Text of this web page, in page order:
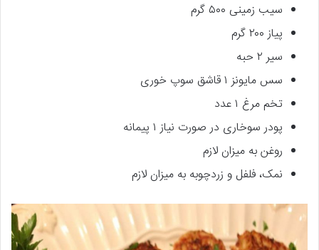
سیب زمینی ۵۰۰ گرم
پیاز ۲۰۰ گرم
سیر ۲ حبه
سس مایونز ۱ قاشق سوپ خوری
تخم مرغ ۱ عدد
پودر سوخاری در صورت نیاز ۱ پیمانه
روغن به میزان لازم
نمک، فلفل و زردچوبه به میزان لازم